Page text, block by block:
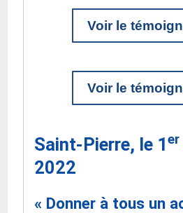
Voir le
Voir le
Saint-Pierre, le 1er
2022
« Donner à tous un